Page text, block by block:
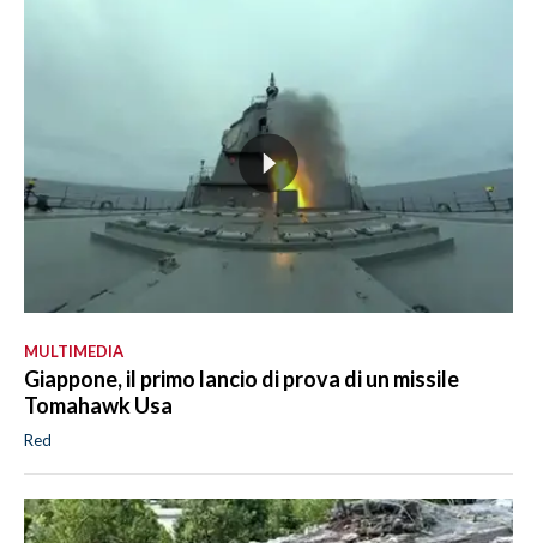
MULTIMEDIA
Giappone, il primo lancio di prova di un missile
Tomahawk Usa
Red